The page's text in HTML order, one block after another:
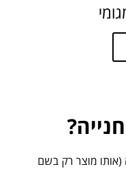
(אותו מוצר רק בשם